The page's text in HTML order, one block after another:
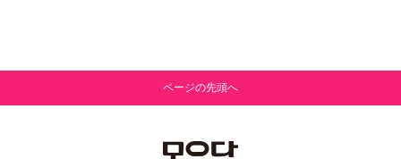
ページの先頭へ